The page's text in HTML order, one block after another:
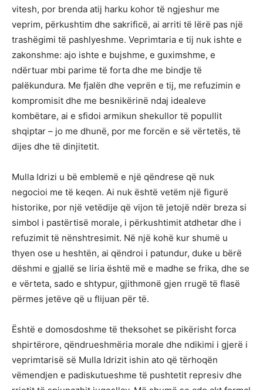
vitesh, por brenda atij harku kohor të ngjeshur me
veprim, përkushtim dhe sakrificë, ai arriti të lërë pas një
trashëgimi të pashlyeshme. Veprimtaria e tij nuk ishte e
zakonshme: ajo ishte e bujshme, e guximshme, e
ndërtuar mbi parime të forta dhe me bindje të
palëkundura. Me fjalën dhe veprën e tij, me refuzimin e
kompromisit dhe me besnikërinë ndaj idealeve
kombëtare, ai e sfidoi armikun shekullor të popullit
shqiptar – jo me dhunë, por me forcën e së vërtetës, të
dijes dhe të dinjitetit.
Mulla Idrizi u bë emblemë e një qëndrese që nuk
negocioi me të keqen. Ai nuk është vetëm një figurë
historike, por një vetëdije që vijon të jetojë ndër breza si
simbol i pastërtisë morale, i përkushtimit atdhetar dhe i
refuzimit të nënshtresimit. Në një kohë kur shumë u
thyen ose u heshtën, ai qëndroi i patundur, duke u bërë
dëshmi e gjallë se liria është më e madhe se frika, dhe se
e vërteta, sado e shtypur, gjithmonë gjen rrugë të flasë
përmes jetëve që u flijuan për të.
Është e domosdoshme të theksohet se pikërisht forca
shpirtërore, qëndrueshmëria morale dhe ndikimi i gjerë i
veprimtarisë së Mulla Idrizit ishin ato që tërhoqën
vëmendjen e padiskutueshme të pushtetit represiv dhe